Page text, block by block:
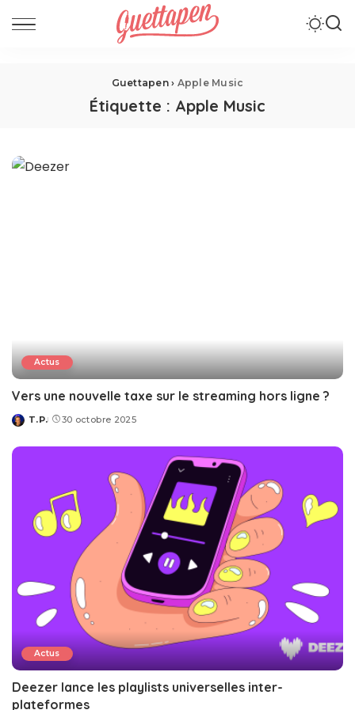
Guettapen› Apple Music
Étiquette : Apple Music
Actus
Vers une nouvelle taxe sur le streaming hors ligne ?
Posted
T.P. 30 octobre 2025
Actus
Deezer lance les playlists universelles inter-
plateformes